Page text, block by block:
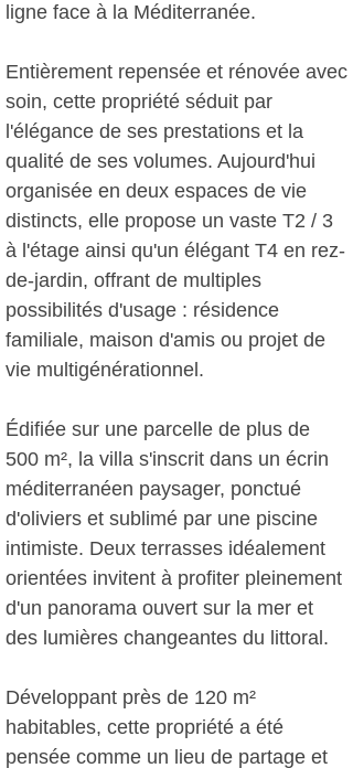
ligne face à la Méditerranée.
Entièrement repensée et rénovée avec
soin, cette propriété séduit par
l'élégance de ses prestations et la
qualité de ses volumes. Aujourd'hui
organisée en deux espaces de vie
distincts, elle propose un vaste T2 / 3
à l'étage ainsi qu'un élégant T4 en rez-
de-jardin, offrant de multiples
possibilités d'usage : résidence
familiale, maison d'amis ou projet de
vie multigénérationnel.
Édifiée sur une parcelle de plus de
500 m², la villa s'inscrit dans un écrin
méditerranéen paysager, ponctué
d'oliviers et sublimé par une piscine
intimiste. Deux terrasses idéalement
orientées invitent à profiter pleinement
d'un panorama ouvert sur la mer et
des lumières changeantes du littoral.
Développant près de 120 m²
habitables, cette propriété a été
pensée comme un lieu de partage et